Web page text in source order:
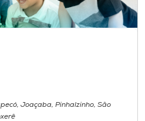
Joaçaba, Pinhalzinho, São